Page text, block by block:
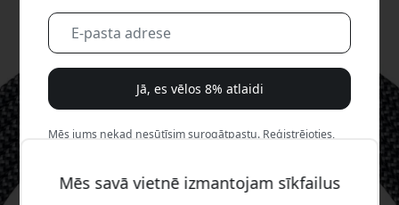
Mēs savā vietnē izmantojam sīkfailus
Jā, es vēlos 8% atlaidi
Mēs jums nekad nesūtīsim surogātpastu. Reģistrējoties,